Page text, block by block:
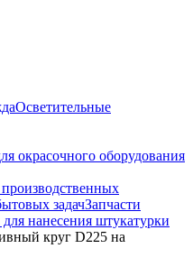
Осветительные
окрасочного оборудования
задачЗапчасти
нанесения штукатурки
круг D225 на